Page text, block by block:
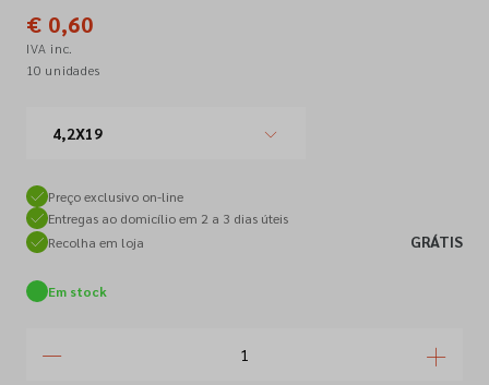
€ 0,60
IVA inc.
10 unidades
4,2X19
Preço exclusivo on-line
Entregas ao domicílio em 2 a 3 dias úteis
Recolha em loja
GRÁTIS
Em stock